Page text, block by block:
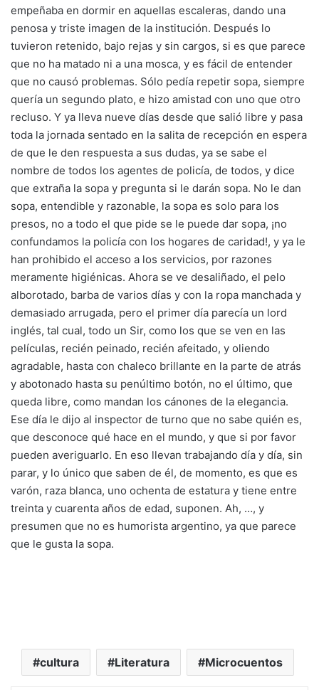
empeñaba en dormir en aquellas escaleras, dando una
penosa y triste imagen de la institución. Después lo
tuvieron retenido, bajo rejas y sin cargos, si es que parece
que no ha matado ni a una mosca, y es fácil de entender
que no causó problemas. Sólo pedía repetir sopa, siempre
quería un segundo plato, e hizo amistad con uno que otro
recluso. Y ya lleva nueve días desde que salió libre y pasa
toda la jornada sentado en la salita de recepción en espera
de que le den respuesta a sus dudas, ya se sabe el
nombre de todos los agentes de policía, de todos, y dice
que extraña la sopa y pregunta si le darán sopa. No le dan
sopa, entendible y razonable, la sopa es solo para los
presos, no a todo el que pide se le puede dar sopa, ¡no
confundamos la policía con los hogares de caridad!, y ya le
han prohibido el acceso a los servicios, por razones
meramente higiénicas. Ahora se ve desaliñado, el pelo
alborotado, barba de varios días y con la ropa manchada y
demasiado arrugada, pero el primer día parecía un lord
inglés, tal cual, todo un Sir, como los que se ven en las
películas, recién peinado, recién afeitado, y oliendo
agradable, hasta con chaleco brillante en la parte de atrás
y abotonado hasta su penúltimo botón, no el último, que
queda libre, como mandan los cánones de la elegancia.
Ese día le dijo al inspector de turno que no sabe quién es,
que desconoce qué hace en el mundo, y que si por favor
pueden averiguarlo. En eso llevan trabajando día y día, sin
parar, y lo único que saben de él, de momento, es que es
varón, raza blanca, uno ochenta de estatura y tiene entre
treinta y cuarenta años de edad, suponen. Ah, …, y
presumen que no es humorista argentino, ya que parece
que le gusta la sopa.
cultura Literatura Microcuentos